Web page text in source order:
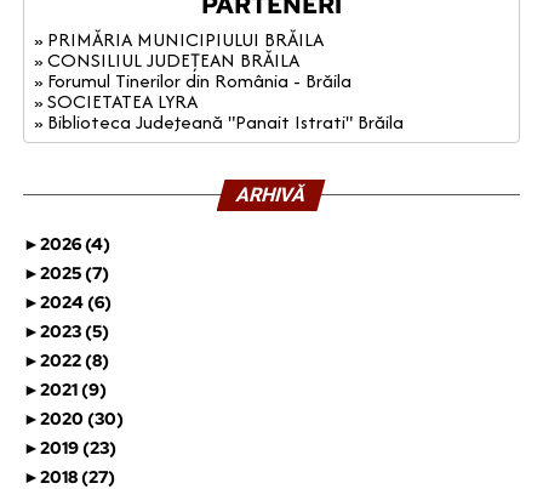
» PRIMĂRIA MUNICIPIULUI BRĂILA
» CONSILIUL JUDEȚEAN BRĂILA
» Forumul Tinerilor din România - Brăila
» SOCIETATEA LYRA
» Biblioteca Judeţeană "Panait Istrati" Brăila
ARHIVĂ
►2026 (4)
►2025 (7)
►2024 (6)
►2023 (5)
►2022 (8)
►2021 (9)
►2020 (30)
►2019 (23)
►2018 (27)